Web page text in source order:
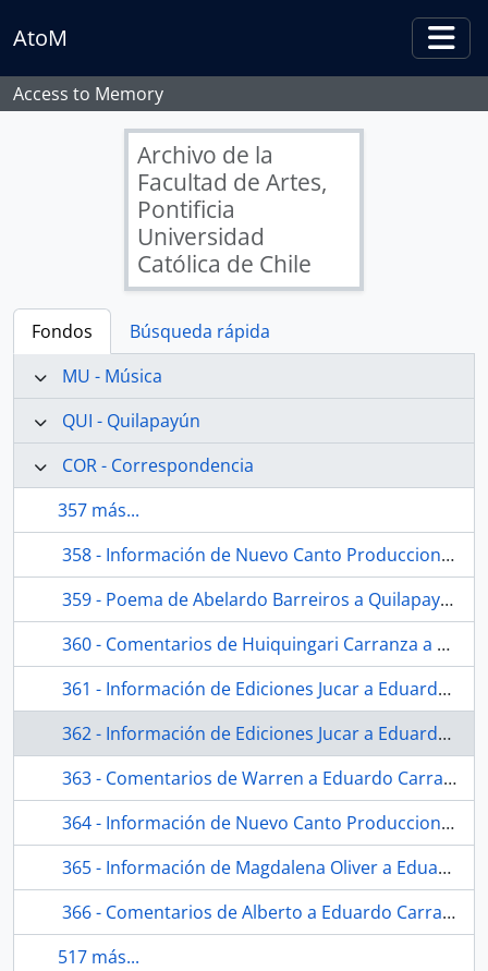
AtoM
Access to Memory
Archivo de la
Facultad de Artes,
Pontificia
Universidad
Católica de Chile
Fondos
Búsqueda rápida
MU - Música
QUI - Quilapayún
COR - Correspondencia
357 más...
358 - Información de Nuevo Canto Producciones a Quilapayún sobre denegación de acceso a Argentina
359 - Poema de Abelardo Barreiros a Quilapayún
360 - Comentarios de Huiquingari Carranza a Eduardo Carrasco sobre situación política-social de México
361 - Información de Ediciones Jucar a Eduardo Carrasco sobre envío de libro Quilapayún
362 - Información de Ediciones Jucar a Eduardo Carrasco sobre distribución de libro Quilapayún
363 - Comentarios de Warren a Eduardo Carrasco sobre la muerte de Pepe
364 - Información de Nuevo Canto Producciones a Quilapayún sobre gira por Argentina
365 - Información de Magdalena Oliver a Eduardo Carrasco sobre utilización de sonetos de Pablo Neruda
366 - Comentarios de Alberto a Eduardo Carrasco sobre su quehacer artístico
517 más...